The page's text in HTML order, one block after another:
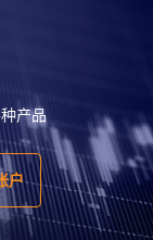
产品
户